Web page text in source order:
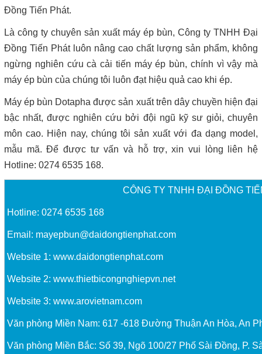
Đồng Tiến Phát.
Là công ty chuyên sản xuất máy ép bùn, Công ty TNHH Đại
Đồng Tiến Phát luôn nâng cao chất lượng sản phẩm, không
ngừng nghiên cứu cà cải tiến máy ép bùn, chính vì vậy mà
máy ép bùn của chúng tôi luôn đạt hiệu quả cao khi ép.
Máy ép bùn Dotapha được sản xuất trên dây chuyền hiện đại
bậc nhất, được nghiên cứu bởi đội ngũ kỹ sư giỏi, chuyên
môn cao. Hiện nay, chúng tôi sản xuất với đa dạng model,
mẫu mã. Để được tư vấn và hỗ trợ, xin vui lòng liên hệ
Hotline: 0274 6535 168.
CÔNG TY TNHH ĐẠI ĐỒNG
Hotline: 0274 6535 168
Email: mayepbun@daidongtienphat.com
Website 1: www.daidongtienphat.com
Website 2: www.thietbicongnghiepvn.net
Website 3: www.arovietnam.com
Văn phòng Miền Nam: 617 -618 Đường Thuận An Hòa, An
Văn phòng Miền Bắc: Số 39, Ngõ 100/27 Phố Sài Đồng, P.